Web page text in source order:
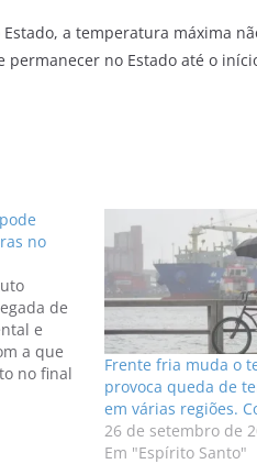
a temperatura máxima
permanecer no Estado até o
no
de
e
a que
no final
causar
no
Frente fria muda o
provoca queda de
em várias regiões.
26 de setembro de
Em "Espírito Santo"